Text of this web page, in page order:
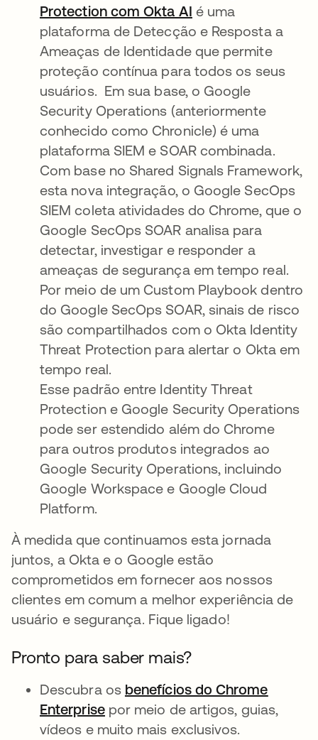
Protection com Okta AI abre em uma nova
é uma
plataforma de Detecção e Resposta a
Ameaças de Identidade que permite
proteção contínua para todos os seus
usuários. Em sua base, o Google
Security Operations (anteriormente
conhecido como Chronicle) é uma
plataforma SIEM e SOAR combinada.
Com base no Shared Signals Framework,
esta nova integração, o Google SecOps
SIEM coleta atividades do Chrome, que o
Google SecOps SOAR analisa para
detectar, investigar e responder a
ameaças de segurança em tempo real.
Por meio de um Custom Playbook dentro
do Google SecOps SOAR, sinais de risco
são compartilhados com o Okta Identity
Threat Protection para alertar o Okta em
tempo real.
Esse padrão entre Identity Threat
Protection e Google Security Operations
pode ser estendido além do Chrome
para outros produtos integrados ao
Google Security Operations, incluindo
Google Workspace e Google Cloud
Platform.
À medida que continuamos esta jornada
juntos, a Okta e o Google estão
comprometidos em fornecer aos nossos
clientes em comum a melhor experiência de
usuário e segurança. Fique ligado!
Pronto para saber mais?
Descubra os benefícios do Chrome
Enterpriseabre em uma nova guia
por meio de artigos, guias,
vídeos e muito mais exclusivos.